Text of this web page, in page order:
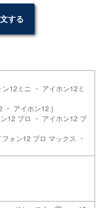
する
12ミニ ・ アイホン12ミ
・ アイホン12 )
12 プロ ・ アイホン12 プ
ォン12 プロ マックス ・